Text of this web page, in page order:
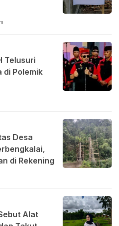
Telusuri
di Polemik
Desa
di Rekening
Alat